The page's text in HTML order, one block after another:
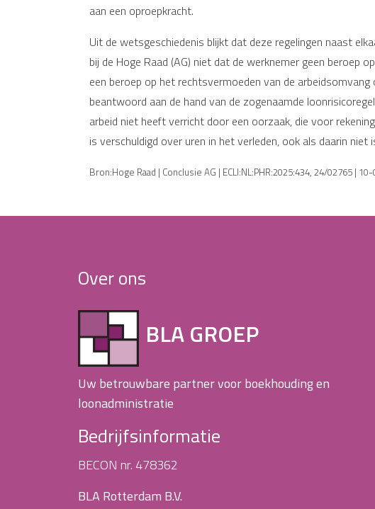
aan een oproepkracht.
Uit de wetsgeschiedenis blijkt dat deze regelingen naast
bij de Hoge Raad (AG) niet dat de werknemer geen beroep
een beroep op het rechtsvermoeden van de
beantwoord aan de hand van de zogenaamde
arbeid niet heeft verricht door een oorzaak, die voor
is verschuldigd over uren in het verleden, ook als daarin niet
Bron:Hoge Raad | Conclusie AG | ECLI:NL:PHR:2025:434, 24/02765 |
Over ons
BLA GROEP
Uw betrouwbare partner voor boekhouding en
loonadministratie
Bedrijfsinformatie
BECON nr. 478362
BLA Rotterdam B.V.